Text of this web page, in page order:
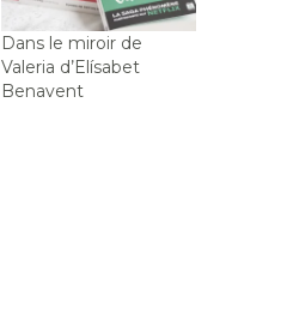
Dans le miroir de
Valeria d’Elísabet
Benavent